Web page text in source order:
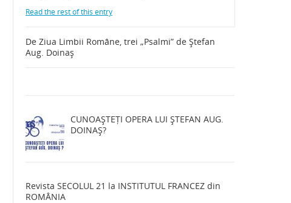
Read the rest of this entry
De Ziua Limbii Române, trei „Psalmi” de Ștefan
Aug. Doinaș
CUNOAȘTEȚI OPERA LUI ȘTEFAN AUG.
DOINAȘ?
Revista SECOLUL 21 la INSTITUTUL FRANCEZ din
ROMÂNIA